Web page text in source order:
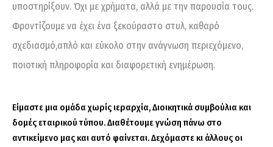
υποστηρίξουν. Όχι με χρήματα, αλλά με την παρουσία τους.
Φροντίζουμε να έχει ένα ξεκούραστο στυλ, καθαρό
σχεδιασμό,απλό και εύκολο στην ανάγνωση περιεχόμενο,
ποιοτική πληροφορία και διαφορετική ενημέρωση.
Είμαστε μια ομάδα χωρίς ιεραρχία, Διοικητικά συμβούλια και
δομές εταιρικού τύπου. Διαθέτουμε γνώση πάνω στο
αντικείμενο μας και αυτό φαίνεται. Δεχόμαστε κι άλλους οι